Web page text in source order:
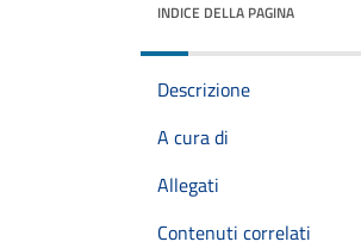
INDICE DELLA PAGINA
Descrizione
A cura di
Allegati
Contenuti correlati